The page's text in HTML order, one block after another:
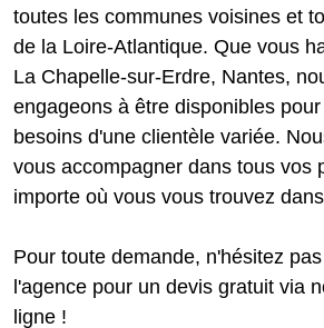
toutes les communes voisines et
de la Loire-Atlantique. Que vous
La Chapelle-sur-Erdre, Nantes,
engageons à être disponibles
besoins d'une clientèle variée.
vous accompagner dans tous vos
importe où vous vous trouvez
Pour toute demande, n'hésitez
l'agence pour un devis gratuit via
ligne !